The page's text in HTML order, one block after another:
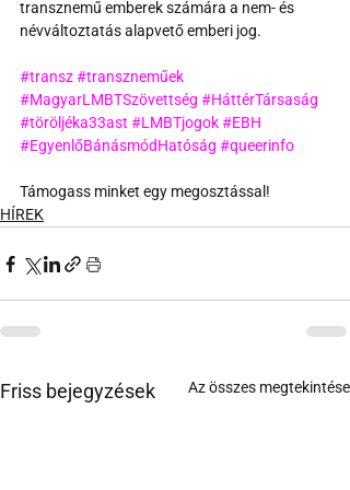
transznemű emberek számára a nem- és
névváltoztatás alapvető emberi jog.
#transz#transzneműek
#MagyarLMBTSzövettség #HáttérTársaság
#töröljéka33ast #LMBTjogok#EBH
#EgyenlőBánásmódHatóság #queerinfo
Támogass minket egy megosztással!
HÍREK
Friss bejegyzések Az összes megtekintése